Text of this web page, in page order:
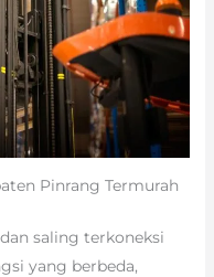
Pinrang Termurah
saling terkoneksi
yang berbeda,